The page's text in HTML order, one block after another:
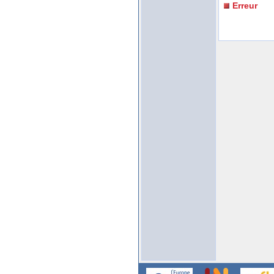
Erreur